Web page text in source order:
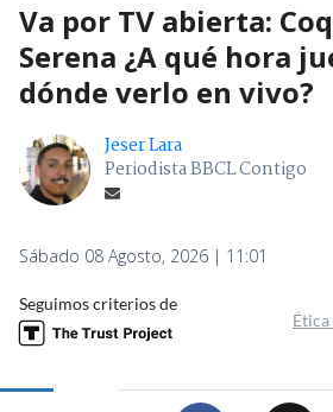
Va por TV abierta:
Serena ¿A qué hora
dónde verlo en vivo?
Jeser Lara
Periodista BBCL Contigo
Sábado 08 Agosto, 2026 | 11:01
Seguimos criterios de
Ética